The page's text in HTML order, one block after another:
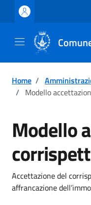
Vai ai contenuti
Vai al footer
Home /
/ Modello
Modello
Accettazione del
affrancazione